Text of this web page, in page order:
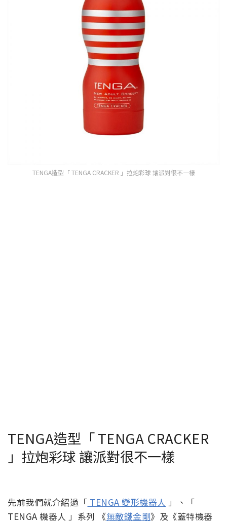
TENGA造型「 TENGA CRACKER 」拉炮彩球 讓派對很不一樣
TENGA造型「 TENGA CRACKER
」拉炮彩球 讓派對很不一樣
先前我們就介紹過「 TENGA 變形機器人 」、「
TENGA 機器人 」系列 《無敵鐵金剛》及《蓋特機器